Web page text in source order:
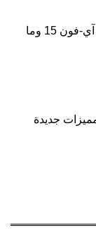
شحن أجهزة آبل عبر آي-فون 15 وما
جديدة